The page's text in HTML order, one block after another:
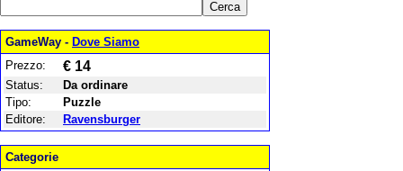
GameWay - Dove Siamo
Prezzo:
€ 14
Status:
Da ordinare
Tipo:
Puzzle
Editore:
Ravensburger
Categorie